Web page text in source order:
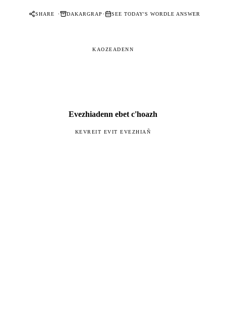
SHARE · DAKARGRAP · SEE TODAY'S WORDLE ANSWER
KAOZEADENN
Evezhiadenn ebet c'hoazh
KEVREIT EVIT EVEZHIAÑ